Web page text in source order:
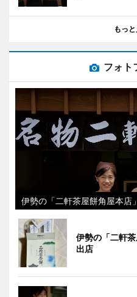
もっ
フォト
伊勢の「二軒茶屋餅角屋本店
伊勢の「二軒
出店